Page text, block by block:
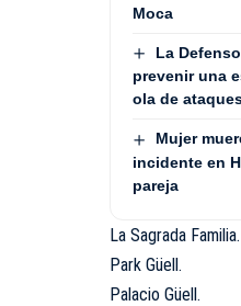
Moca
La
prevenir una
ola de
Mujer
incidente en
pareja
La Sagrada Familia.
Park Güell.
Palacio Güell.